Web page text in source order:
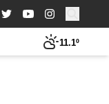
Buscar:
11.1º